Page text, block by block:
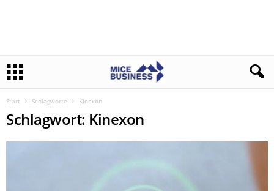
Start Schlagworte Kinexon
Schlagwort: Kinexon